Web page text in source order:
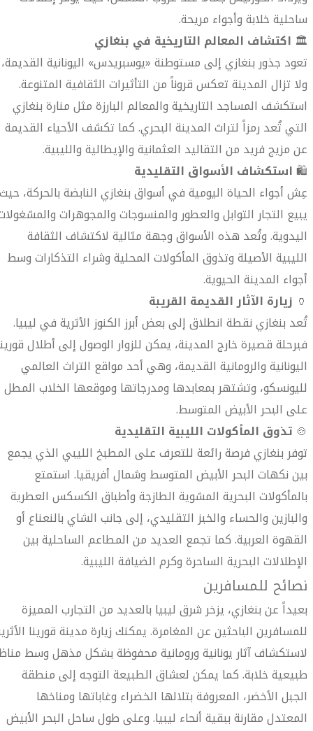
ساحلية خلابة وأجواء مريحة.
🏛️ اكتشاف المعالم التاريخية في بنغازي
تعود جذور بنغازي إلى مستوطنة «يوسبريدس» اليونانية القديمة،
ولا تزال المدينة تعكس قروناً من التأثيرات الثقافية المتنوعة.
استكشف المساجد التاريخية والمعالم البارزة مثل منارة بنغازي
التي تُعد رمزاً لتراث المدينة البحري. كما تكشف الأحياء القديمة
عن مزيج فريد من التقاليد العثمانية والإيطالية والليبية.
🛍️استكشاف الأسواق التقليدية
عِش أجواء الحياة اليومية في أسواق بنغازي النابضة بالحركة، حيث
يبيع التجار التوابل والعطور والمنسوجات والمجوهرات
اليدوية. وتُعد هذه الأسواق وجهة مثالية لاكتشاف الثقافة
الليبية الأصيلة وتذوق المأكولات المحلية وشراء التذكارات وسط
أجواء المدينة الحيوية.
🏺 زيارة الآثار القديمة القريبة
تُعد بنغازي نقطة انطلاق إلى بعض أبرز الكنوز الأثرية في ليبيا.
فبرحلة قصيرة خارج المدينة، يمكن للزوار الوصول إلى أطلال
اليونانية والرومانية القديمة، وهي أحد مواقع التراث العالمي
لليونسكو، وتشتهر بمعابدها ومدرجاتها وموقعها الخلاب المطل
على البحر الأبيض المتوسط.
🍲 تذوق المأكولات الليبية التقليدية
توفر بنغازي فرصة رائعة للتعرف على المطبخ الليبي الذي يجمع
بين نكهات البحر الأبيض المتوسط وشمال أفريقيا. استمتع
بالمأكولات البحرية المشوية الطازجة وأطباق الكسكس العطرية
والبازين والحساء والخبز التقليدي، إلى جانب الشاي بالنعناع أو
القهوة العربية. كما تجمع العديد من المطاعم الساحلية بين
الإطلالات البحرية الساحرة وكرم الضيافة الليبية.
نصائح للمسافرين
بعيداً عن بنغازي، يزخر شرق ليبيا بالعديد من التجارب المميزة
للمسافرين الباحثين عن المغامرة. يمكنك زيارة مدينة قورينا
لاستكشاف آثار يونانية ورومانية محفوظة بشكل مذهل وسط
طبيعية خلابة. كما يمكن لعشاق الطبيعة التوجه إلى منطقة
الجبل الأخضر، المعروفة بتلالها الخضراء وغاباتها ومناخها
المعتدل مقارنة ببقية أنحاء ليبيا. وعلى طول ساحل البحر الأبيض